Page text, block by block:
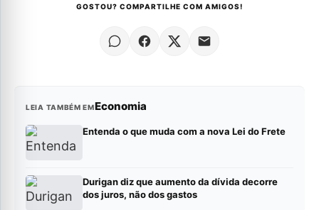
GOSTOU? COMPARTILHE COM AMIGOS!
LEIA TAMBÉM EMEconomia
Entenda o que muda com a nova Lei do Frete
Durigan diz que aumento da dívida decorre
dos juros, não dos gastos